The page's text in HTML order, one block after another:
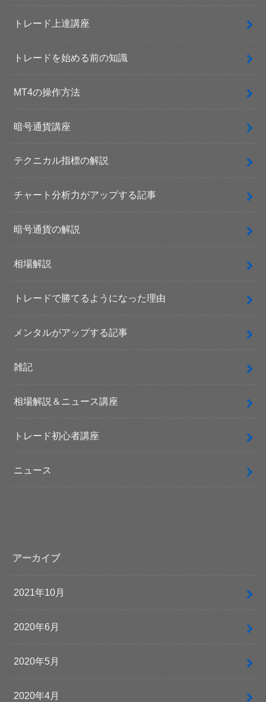
トレード上達講座
トレードを始める前の知識
MT4の操作方法
暗号通貨講座
テクニカル指標の解説
チャート分析力がアップする記事
暗号通貨の解説
相場解説
トレードで勝てるようになった理由
メンタルがアップする記事
雑記
相場解説＆ニュース講座
トレード初心者講座
ニュース
アーカイブ
2021年10月
2020年6月
2020年5月
2020年4月